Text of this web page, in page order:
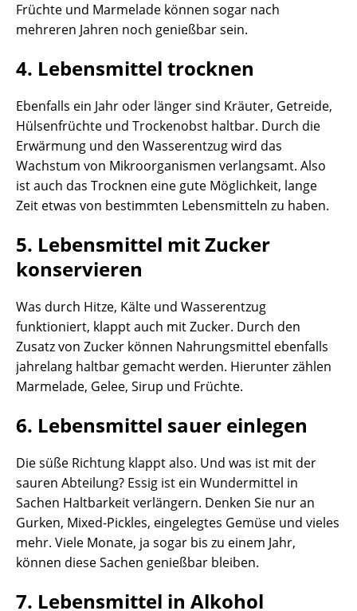
Früchte und Marmelade können sogar nach
mehreren Jahren noch genießbar sein.
4. Lebensmittel trocknen
Ebenfalls ein Jahr oder länger sind Kräuter, Getreide,
Hülsenfrüchte und Trockenobst haltbar. Durch die
Erwärmung und den Wasserentzug wird das
Wachstum von Mikroorganismen verlangsamt. Also
ist auch das Trocknen eine gute Möglichkeit, lange
Zeit etwas von bestimmten Lebensmitteln zu haben.
5. Lebensmittel mit Zucker
konservieren
Was durch Hitze, Kälte und Wasserentzug
funktioniert, klappt auch mit Zucker. Durch den
Zusatz von Zucker können Nahrungsmittel ebenfalls
jahrelang haltbar gemacht werden. Hierunter zählen
Marmelade, Gelee, Sirup und Früchte.
6. Lebensmittel sauer einlegen
Die süße Richtung klappt also. Und was ist mit der
sauren Abteilung? Essig ist ein Wundermittel in
Sachen Haltbarkeit verlängern. Denken Sie nur an
Gurken, Mixed-Pickles, eingelegtes Gemüse und vieles
mehr. Viele Monate, ja sogar bis zu einem Jahr,
können diese Sachen genießbar bleiben.
7. Lebensmittel in Alkohol